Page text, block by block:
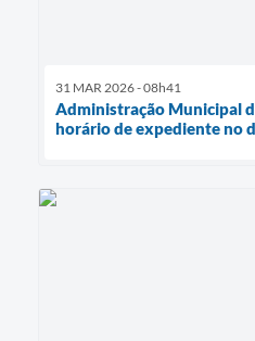
31 MAR 2026 - 08h41
Administração Municipal
horário de expediente no